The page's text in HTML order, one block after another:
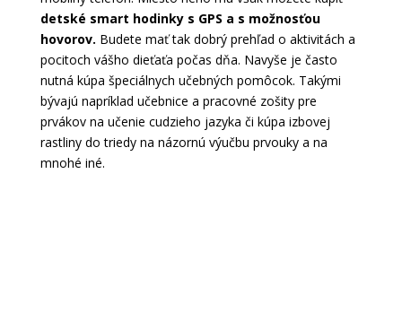
detské smart hodinky s GPS a s možnosťou
hovorov. Budete mať tak dobrý prehľad o aktivitách a
pocitoch vášho dieťaťa počas dňa. Navyše je často
nutná kúpa špeciálnych učebných pomôcok. Takými
bývajú napríklad učebnice a pracovné zošity pre
prvákov na učenie cudzieho jazyka či kúpa izbovej
rastliny do triedy na názornú výučbu prvouky a na
mnohé iné.